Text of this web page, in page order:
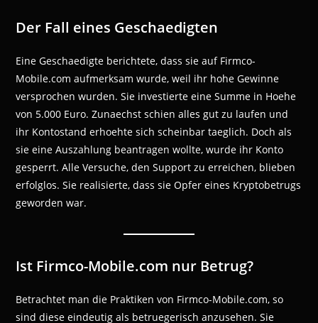
Der Fall eines Geschaedigten
Eine Geschaedigte berichtete, dass sie auf Firmco-
Mobile.com aufmerksam wurde, weil ihr hohe Gewinne
versprochen wurden. Sie investierte eine Summe in Hoehe
von 5.000 Euro. Zunaechst schien alles gut zu laufen und
ihr Kontostand erhoehte sich scheinbar taeglich. Doch als
sie eine Auszahlung beantragen wollte, wurde ihr Konto
gesperrt. Alle Versuche, den Support zu erreichen, blieben
erfolglos. Sie realisierte, dass sie Opfer eines Kryptobetrugs
geworden war.
Ist Firmco-Mobile.com nur Betrug?
Betrachtet man die Praktiken von Firmco-Mobile.com, so
sind diese eindeutig als betruegerisch anzusehen. Sie